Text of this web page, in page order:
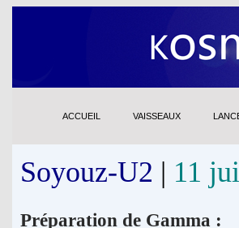
ACCUEIL VAISSEAUX
Soyouz-U2 | 11
Préparation de Gamma :